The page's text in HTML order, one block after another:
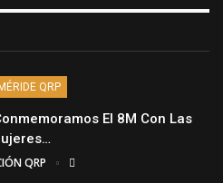
QRP
El 8M Con Las
QRP